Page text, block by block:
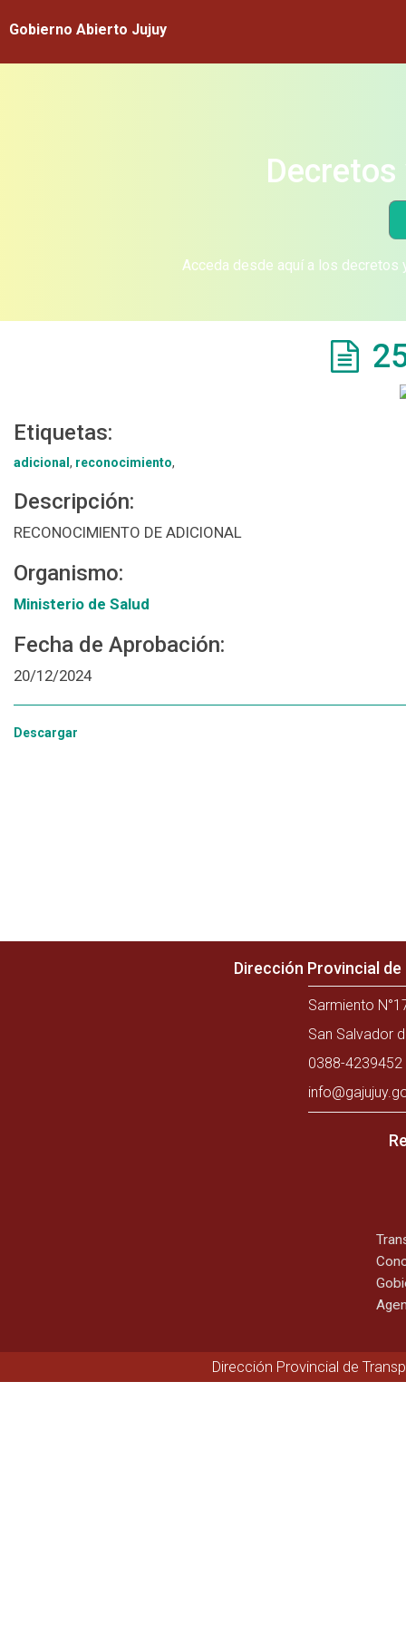
Gobierno Abierto Jujuy
Acceda desde aquí a los
Etiquetas:
adicional , reconocimiento,
Descripción:
RECONOCIMIENTO DE ADICIONAL
Organismo:
Ministerio de Salud
Fecha de Aprobación:
20/12/2024
Descargar
Dirección Provincial
Sarmiento
San Salvador
0388-
Dirección Provincial de